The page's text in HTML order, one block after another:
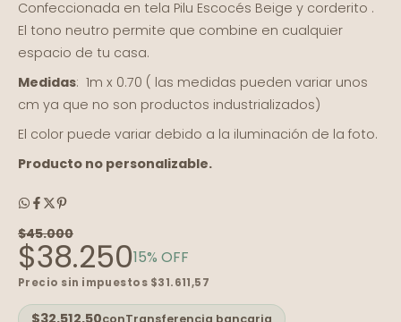
Confeccionada en tela Pilu Escocés Beige y corderito .
El tono neutro permite que combine en cualquier
espacio de tu casa.
Medidas: 1m x 0.70 ( las medidas pueden variar unos
cm ya que no son productos industrializados)
El color puede variar debido a la iluminación de la foto.
Producto no personalizable.
$45.000
$38.25015% OFF
Precio sin impuestos $31.611,57
conTransferencia bancaria